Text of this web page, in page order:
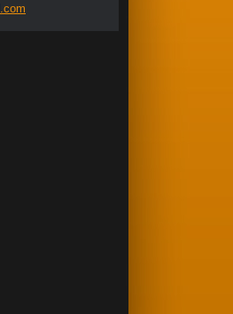
l.com